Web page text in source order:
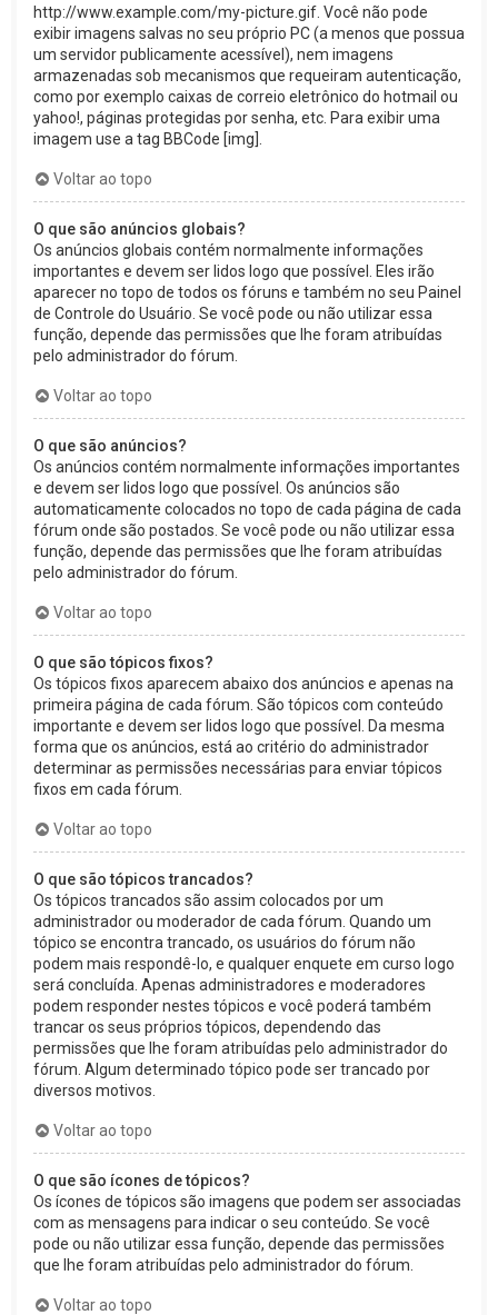
http://www.example.com/my-picture.gif. Você não pode
exibir imagens salvas no seu próprio PC (a menos que possua
um servidor publicamente acessível), nem imagens
armazenadas sob mecanismos que requeiram autenticação,
como por exemplo caixas de correio eletrônico do hotmail ou
yahoo!, páginas protegidas por senha, etc. Para exibir uma
imagem use a tag BBCode [img].
Voltar ao topo
O que são anúncios globais?
Os anúncios globais contém normalmente informações
importantes e devem ser lidos logo que possível. Eles irão
aparecer no topo de todos os fóruns e também no seu Painel
de Controle do Usuário. Se você pode ou não utilizar essa
função, depende das permissões que lhe foram atribuídas
pelo administrador do fórum.
Voltar ao topo
O que são anúncios?
Os anúncios contém normalmente informações importantes
e devem ser lidos logo que possível. Os anúncios são
automaticamente colocados no topo de cada página de cada
fórum onde são postados. Se você pode ou não utilizar essa
função, depende das permissões que lhe foram atribuídas
pelo administrador do fórum.
Voltar ao topo
O que são tópicos fixos?
Os tópicos fixos aparecem abaixo dos anúncios e apenas na
primeira página de cada fórum. São tópicos com conteúdo
importante e devem ser lidos logo que possível. Da mesma
forma que os anúncios, está ao critério do administrador
determinar as permissões necessárias para enviar tópicos
fixos em cada fórum.
Voltar ao topo
O que são tópicos trancados?
Os tópicos trancados são assim colocados por um
administrador ou moderador de cada fórum. Quando um
tópico se encontra trancado, os usuários do fórum não
podem mais respondê-lo, e qualquer enquete em curso logo
será concluída. Apenas administradores e moderadores
podem responder nestes tópicos e você poderá também
trancar os seus próprios tópicos, dependendo das
permissões que lhe foram atribuídas pelo administrador do
fórum. Algum determinado tópico pode ser trancado por
diversos motivos.
Voltar ao topo
O que são ícones de tópicos?
Os ícones de tópicos são imagens que podem ser associadas
com as mensagens para indicar o seu conteúdo. Se você
pode ou não utilizar essa função, depende das permissões
que lhe foram atribuídas pelo administrador do fórum.
Voltar ao topo